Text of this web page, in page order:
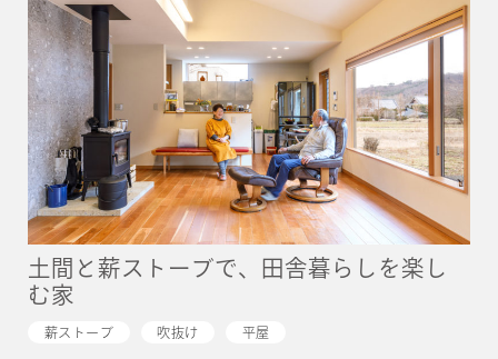
土間と薪ストーブで、田舎暮らしを楽し
む家
薪ストーブ 吹抜け 平屋